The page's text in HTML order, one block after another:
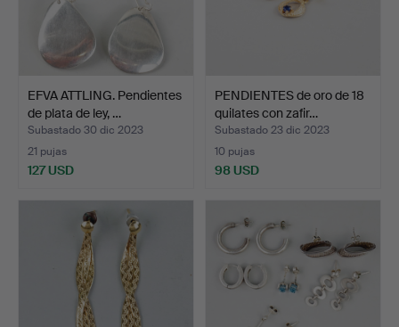
EFVA ATTLING. Pendientes
de plata de ley, …
Subastado 30 dic 2023
21 pujas
127 USD
PENDIENTES de oro de 18
quilates con zafir…
Subastado 23 dic 2023
10 pujas
98 USD